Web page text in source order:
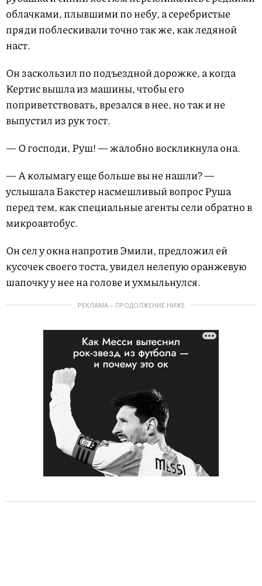
облачками, плывшими по небу, а серебристые
пряди поблескивали точно так же, как ледяной
наст.
Он заскользил по подъездной дорожке, а когда
Кертис вышла из машины, чтобы его
поприветствовать, врезался в нее, но так и не
выпустил из рук тост.
— О господи, Руш! — жалобно воскликнула она.
— А колымагу еще больше вы не нашли? —
услышала Бакстер насмешливый вопрос Руша
перед тем, как специальные агенты сели обратно в
микроавтобус.
Он сел у окна напротив Эмили, предложил ей
кусочек своего тоста, увидел нелепую оранжевую
шапочку у нее на голове и ухмыльнулся.
РЕКЛАМА – ПРОДОЛЖЕНИЕ НИЖЕ